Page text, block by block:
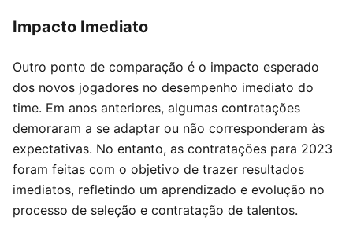
Impacto Imediato
Outro ponto de comparação é o impacto esperado
dos novos jogadores no desempenho imediato do
time. Em anos anteriores, algumas contratações
demoraram a se adaptar ou não corresponderam às
expectativas. No entanto, as contratações para 2023
foram feitas com o objetivo de trazer resultados
imediatos, refletindo um aprendizado e evolução no
processo de seleção e contratação de talentos.